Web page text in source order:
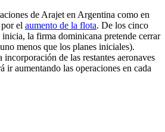
de Arajet en Argentina como en
el aumento de la flota. De los cinco
la firma dominicana pretende cerrar
menos que los planes iniciales).
incorporación de las restantes aeronaves
ir aumentando las operaciones en cada